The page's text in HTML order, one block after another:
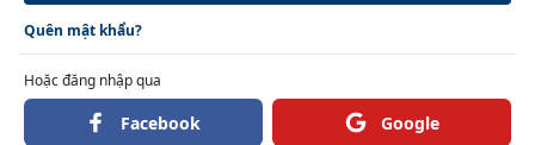
Quên mật khẩu?
Hoặc đăng nhập qua
Facebook Google